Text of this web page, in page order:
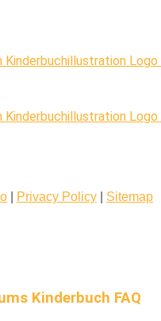
Privacy Policy
Sitemap
Kinderbuch FAQ